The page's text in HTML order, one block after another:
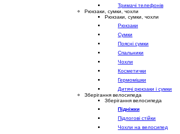
Тримачі телефонів
Рюкзаки, сумки, чохли
Рюкзаки, сумки, чохли
Рюкзаки
Сумки
Поясні сумки
Спальники
Чохли
Косметички
Гермомішки
Дитячі рюкзаки і сумки
Зберігання велосипеда
Зберігання велосипеда
Підніжки
Підлогові стійки
Чохли на велосипед